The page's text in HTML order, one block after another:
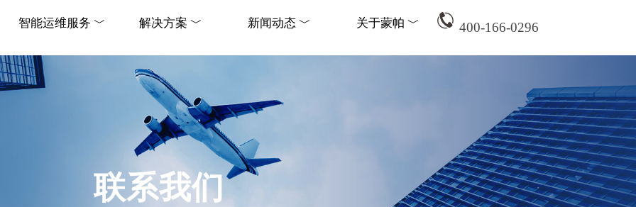
智能运维服务 ﹀ 解决方案 ﹀ 新闻动态 ﹀ 关于蒙帕 ﹀
400-166-0296
智能运维服务 ﹀ 解决方案 ﹀ 新闻动态 ﹀ 关于蒙帕 ﹀
智能运维服务 ﹀ 解决方案 ﹀ 新闻动态 ﹀ 关于蒙帕 ﹀
400-166-0296
智能运维服务 ﹀ 解决方案 ﹀ 新闻动态 ﹀ 关于蒙帕 ﹀ 400-166-0296
联系我们